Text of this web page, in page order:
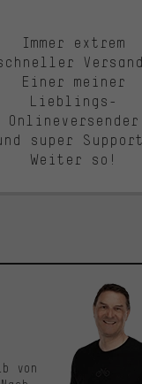
Immer extrem
Einer meiner
Lieblings-
Onlineversender
super
Weiter so!
von